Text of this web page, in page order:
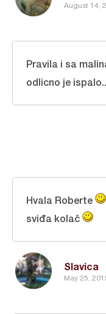
August 14,
Pravila i sa
odlicno je
Slavica
May 25,
Hvala Roberte
sviđa kolač